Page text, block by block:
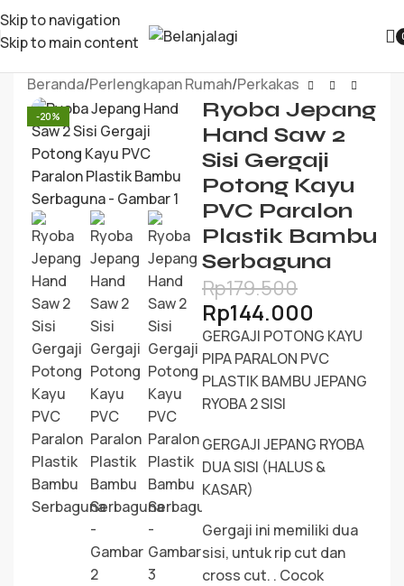
Skip to navigation
Skip to main content
Beranda/Perlengkapan Rumah/Perkakas
-20%
Ryoba Jepang
Hand Saw 2
Sisi Gergaji
Potong Kayu
PVC Paralon
Plastik Bambu
Serbaguna
Rp179.500
Rp144.000
GERGAJI POTONG KAYU
PIPA PARALON PVC
PLASTIK BAMBU JEPANG
RYOBA 2 SISI
GERGAJI JEPANG RYOBA
DUA SISI (HALUS &
KASAR)
Gergaji ini memiliki dua
sisi, untuk rip cut dan
cross cut. . Cocok